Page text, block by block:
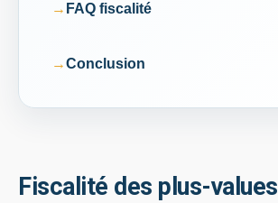
FAQ fiscalité
Conclusion
Fiscalité des plus-values